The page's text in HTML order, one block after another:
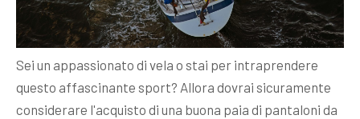
Sei un appassionato di vela o stai per intraprendere
questo affascinante sport? Allora dovrai sicuramente
considerare l'acquisto di una buona paia di pantaloni da